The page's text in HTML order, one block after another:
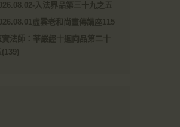
入法界品第三十九之五
虛雲老和尚畫傳講座115
實法師：華嚴經十迴向品第二十